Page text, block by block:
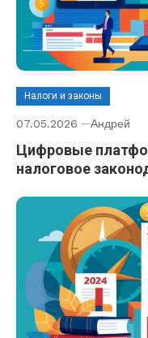
Налоги и законы
07.05.2026 Андрей
Цифровые
налоговое